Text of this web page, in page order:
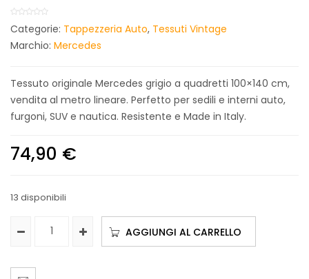
Categorie: Tappezzeria Auto, Tessuti Vintage
Marchio: Mercedes
Tessuto originale Mercedes grigio a quadretti 100×140 cm,
vendita al metro lineare. Perfetto per sedili e interni auto,
furgoni, SUV e nautica. Resistente e Made in Italy.
74,90 €
13 disponibili
AGGIUNGI AL CARRELLO